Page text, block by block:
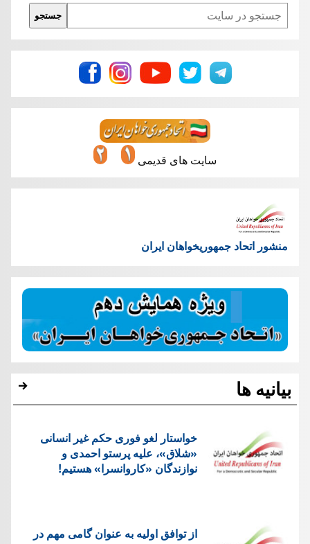
Search
جستجو
سایت های قدیمی
منشور اتحاد جمهوریخواهان ایران
بیانیه ها
خواستار لغو فوری حکم غیر انسانی
«شلاق»، علیه پرستو احمدی و
نوازندگان «کاروانسرا» هستیم!
از توافق اولیه به عنوان گامی مهم در